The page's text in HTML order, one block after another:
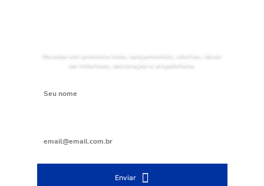
Receba em primeira mão, lançamentos, ofertas, dicas
de reformas, decoração e arquitetura.
Enviar